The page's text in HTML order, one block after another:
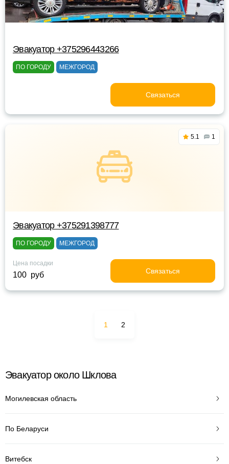
Эвакуатор +375296443266
ПО ГОРОДУ МЕЖГОРОД
Связаться
5.1 1
Эвакуатор +375291398777
ПО ГОРОДУ МЕЖГОРОД
Цена посадки
100 руб Связаться
1 2
Эвакуатор около Шклова
Могилевская область
По Беларуси
Витебск